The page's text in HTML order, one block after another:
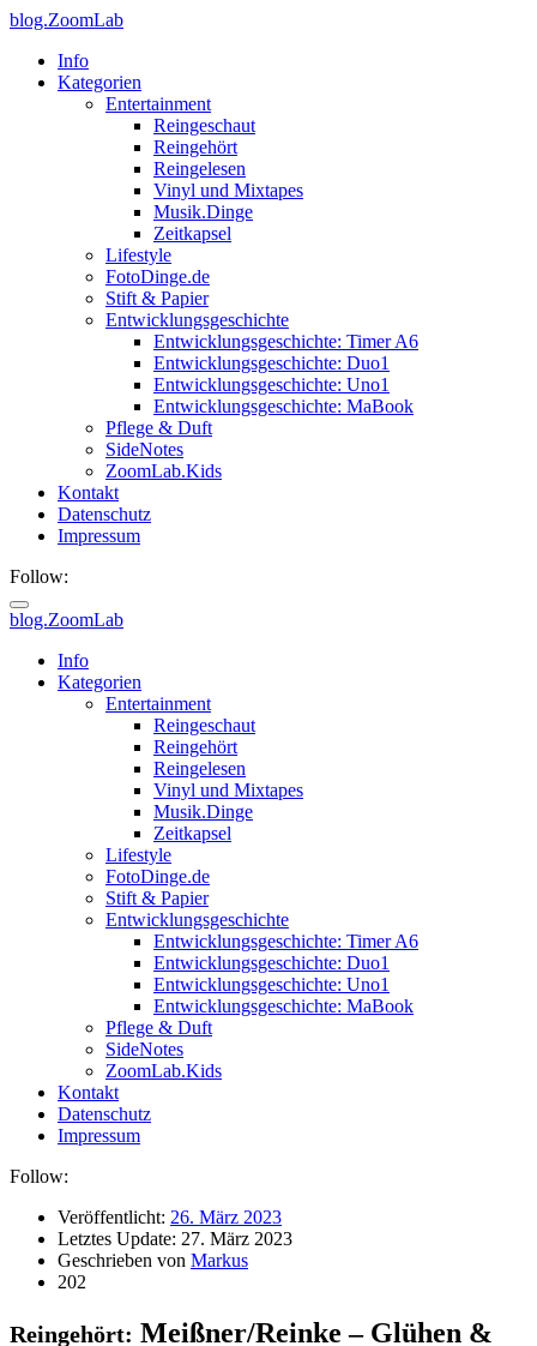
blog.ZoomLab
Info
Kategorien
Entertainment
Reingeschaut
Reingehört
Reingelesen
Vinyl und Mixtapes
Musik.Dinge
Zeitkapsel
Lifestyle
FotoDinge.de
Stift & Papier
Entwicklungsgeschichte
Entwicklungsgeschichte: Timer A6
Entwicklungsgeschichte: Duo1
Entwicklungsgeschichte: Uno1
Entwicklungsgeschichte: MaBook
Pflege & Duft
SideNotes
ZoomLab.Kids
Kontakt
Datenschutz
Impressum
Follow:
blog.ZoomLab
Info
Kategorien
Entertainment
Reingeschaut
Reingehört
Reingelesen
Vinyl und Mixtapes
Musik.Dinge
Zeitkapsel
Lifestyle
FotoDinge.de
Stift & Papier
Entwicklungsgeschichte
Entwicklungsgeschichte: Timer A6
Entwicklungsgeschichte: Duo1
Entwicklungsgeschichte: Uno1
Entwicklungsgeschichte: MaBook
Pflege & Duft
SideNotes
ZoomLab.Kids
Kontakt
Datenschutz
Impressum
Follow:
Veröffentlicht: 26. März 2023
Letztes Update: 27. März 2023
Geschrieben von Markus
202
Reingehört: Meißner/Reinke – Glühen &